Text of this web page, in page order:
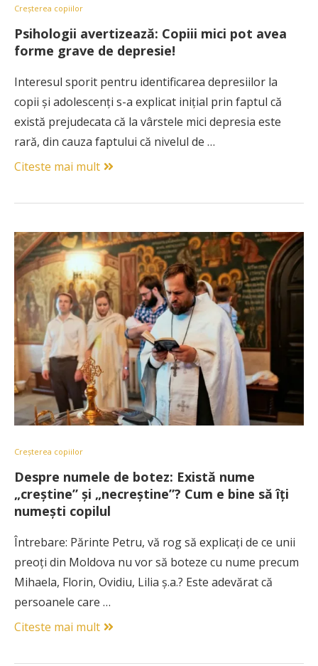
Creșterea copiilor
Psihologii avertizează: Copiii mici pot avea
forme grave de depresie!
Interesul sporit pentru identificarea depresiilor la
copii şi adolescenţi s-a explicat iniţial prin faptul că
există prejudecata că la vârstele mici depresia este
rară, din cauza faptului că nivelul de …
Citeste mai mult
Creșterea copiilor
Despre numele de botez: Există nume
„creştine” şi „necreştine”? Cum e bine să îți
numești copilul
Întrebare: Părinte Petru, vă rog să explicaţi de ce unii
preoţi din Moldova nu vor să boteze cu nume precum
Mihaela, Florin, Ovidiu, Lilia ş.a.? Este adevărat că
persoanele care …
Citeste mai mult